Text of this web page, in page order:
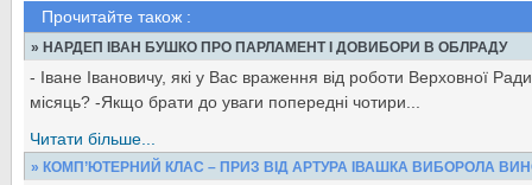
Прочитайте також :
» НАРДЕП ІВАН БУШКО ПРО ПАРЛАМЕНТ І ДОВИБОРИ В ОБЛРАДУ
- Іване Івановичу, які у Вас враження від роботи Верховної
місяць? -Якщо брати до уваги попередні чотири...
Читати більше...
» КОМП’ЮТЕРНИЙ КЛАС – ПРИЗ ВІД АРТУРА ІВАШКА ВИБОРОЛА